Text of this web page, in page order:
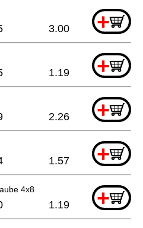
+
3.00
+
1.19
+
2.26
+
1.57
4x8 +
1.19